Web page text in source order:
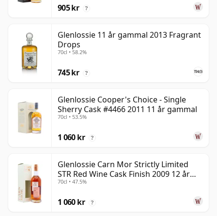
905 kr ?
Glenlossie 11 år gammal 2013 Fragrant
Drops
70cl • 58.2%
745 kr ?
Glenlossie Cooper's Choice - Single
Sherry Cask #4466 2011 11 år gammal
70cl • 53.5%
1 060 kr ?
Glenlossie Carn Mor Strictly Limited
STR Red Wine Cask Finish 2009 12 år
gammal
70cl • 47.5%
1 060 kr ?